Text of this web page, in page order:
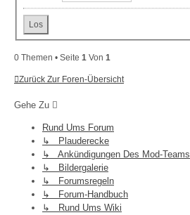
0 Themen • Seite 1 Von 1
Zurück Zur Foren-Übersicht
Gehe Zu
Rund Ums Forum
↳ Plauderecke
↳ Ankündigungen Des Mod-Teams
↳ Bildergalerie
↳ Forumsregeln
↳ Forum-Handbuch
↳ Rund Ums Wiki